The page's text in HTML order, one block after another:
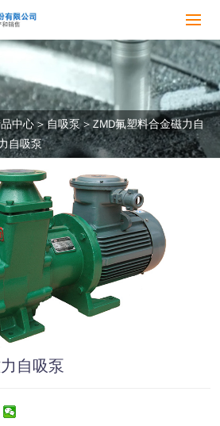
中心>自吸泵>ZMD氟塑料合金磁力自
自吸泵
自吸泵